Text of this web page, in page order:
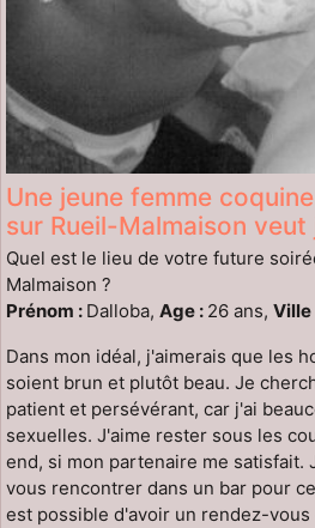
Une jeune femme
sur Rueil-Malmaison veut
Quel est le lieu de votre future
Malmaison ?
Prénom : Dalloba, Age : 26 ans, Ville
Dans mon idéal, j'aimerais que les
soient brun et plutôt beau. Je
patient et persévérant, car j'ai
sexuelles. J'aime rester sous les
end, si mon partenaire me satisfait.
vous rencontrer dans un bar pour
est possible d'avoir un rendez-vous